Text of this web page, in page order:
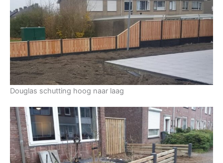
Douglas schutting hoog naar laag